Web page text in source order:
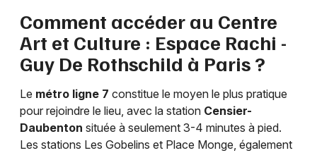
Comment accéder au Centre
Art et Culture : Espace Rachi -
Guy De Rothschild à Paris ?
Le métro ligne 7 constitue le moyen le plus pratique
pour rejoindre le lieu, avec la station Censier-
Daubenton située à seulement 3-4 minutes à pied.
Les stations Les Gobelins et Place Monge, également